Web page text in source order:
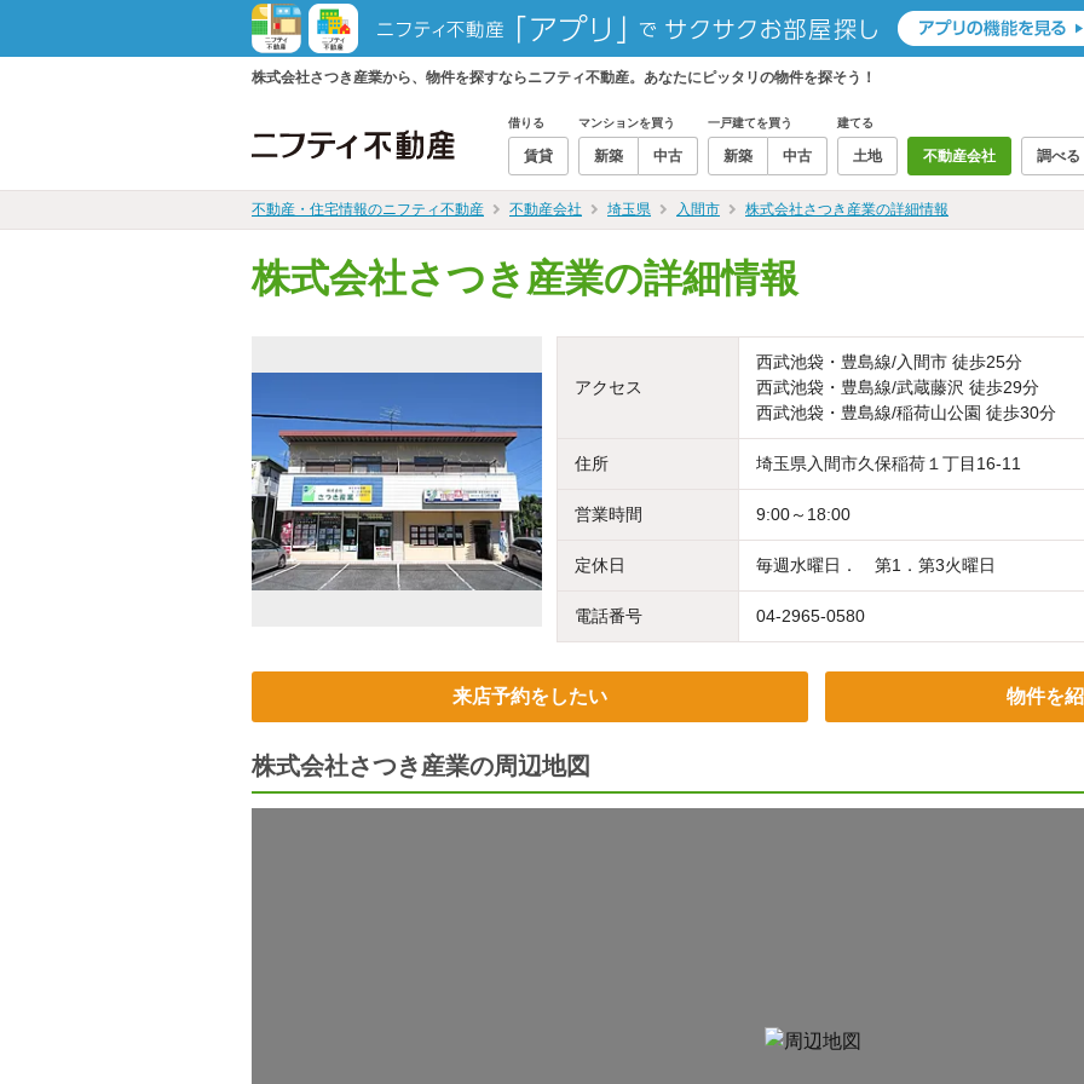
株式会社さつき産業から、物件を探すならニフティ不動産。あなたにピッタリの物件を探そう！
借りる
賃貸
マンションを買う
新築 中古
一戸建てを買う
新築 中古
建てる
土地 不動産会社 調べる
不動産・住宅情報のニフティ不動産 不動産会社 埼玉県 入間市 株式会社さつき産業の詳細情報
株式会社さつき産業の詳細情報
アクセス
西武池袋・豊島線/入間市 徒歩25分
西武池袋・豊島線/武蔵藤沢 徒歩29分
西武池袋・豊島線/稲荷山公園 徒歩30分
住所 埼玉県入間市久保稲荷１丁目16-11
営業時間 9:00～18:00
定休日 毎週水曜日． 第1．第3火曜日
電話番号 04-2965-0580
来店予約をしたい 物件を
株式会社さつき産業の周辺地図